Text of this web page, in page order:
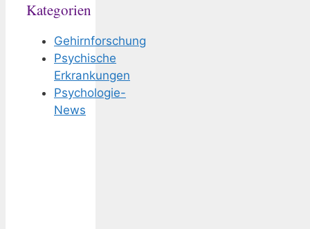
Kategorien
Gehirnforschung
Psychische
Erkrankungen
Psychologie-
News